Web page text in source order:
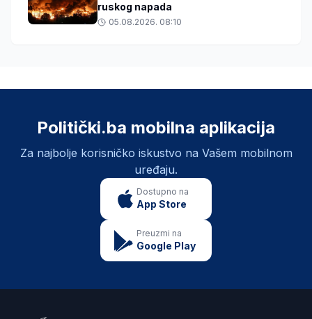
ruskog napada
05.08.2026. 08:10
Politički.ba mobilna aplikacija
Za najbolje korisničko iskustvo na Vašem mobilnom
uređaju.
Dostupno na
App Store
Preuzmi na
Google Play